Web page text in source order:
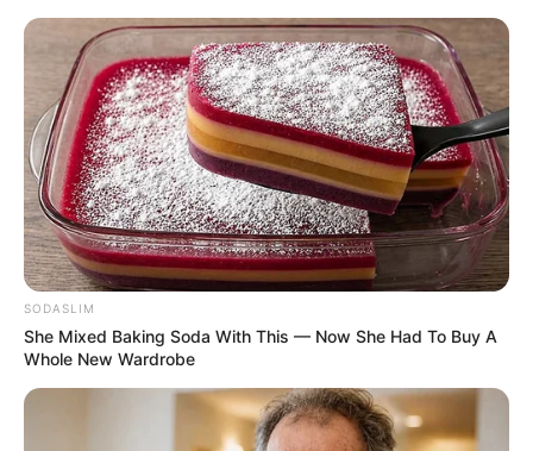
HOME
INSPIRASI
STYLE
FILM &
SERIES
NGAKAK
QUOTES
HYPE
MORE
SODASLIM
She Mixed Baking Soda With This — Now She Had To Buy A
Whole New Wardrobe